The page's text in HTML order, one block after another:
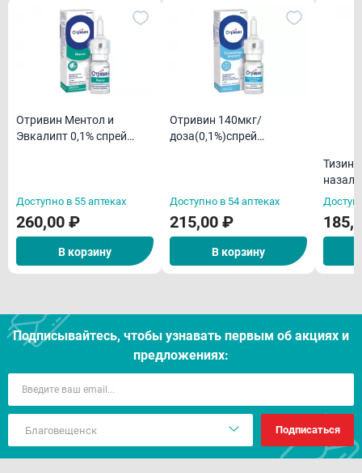
Отривин Ментол и
Эвкалипт 0,1% спрей
Доступно в 55 аптеках
260,00 ₽
В корзину
Отривин 140мкг/
доза(0,1%)спрей
Доступно в 54 аптеках
215,00 ₽
В корзину
Тизин
Подписывайтесь, чтобы узнавать первым об акцияx и
предложениях:
Подписаться